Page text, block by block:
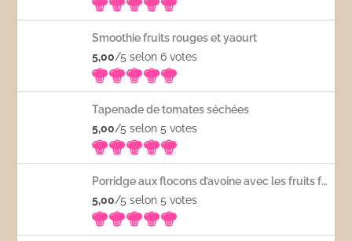
Smoothie fruits rouges et yaourt
5,00/5 selon 6votes
Tapenade de tomates séchées
5,00/5 selon 5votes
Porridge aux flocons d’avoine avec les fruits frais
5,00/5 selon 5votes